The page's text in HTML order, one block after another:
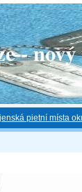
- nový
pietní místa